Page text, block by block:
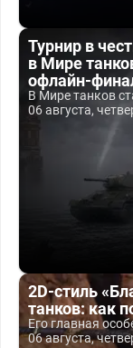
Турнир в
в Мире
офлайн-
В Мире танков
06 августа,
2D-стиль
танков: как
Его главная
06 августа,